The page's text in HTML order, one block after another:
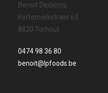
Benoit Declercq
Kortemarkstraat 63
8820 Torhout
0474 98 36 80‬
benoit@lpfoods.be